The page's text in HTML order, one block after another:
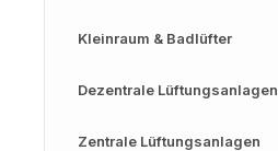
Kleinraum & Badlüfter
Dezentrale Lüftungsanlagen
Zentrale Lüftungsanlagen